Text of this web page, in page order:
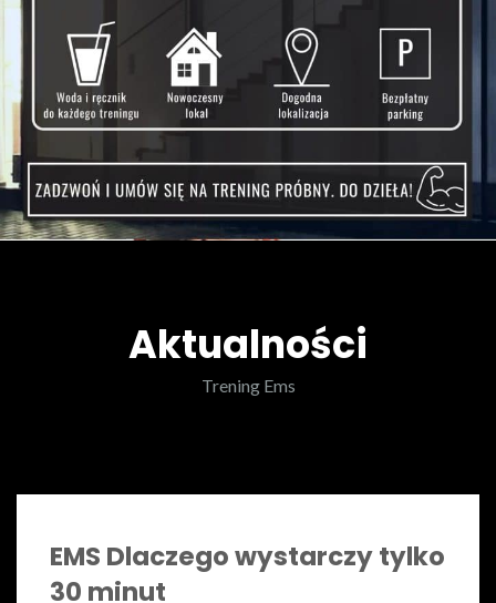
Aktualności
Trening Ems
EMS Dlaczego wystarczy tylko
30 minut